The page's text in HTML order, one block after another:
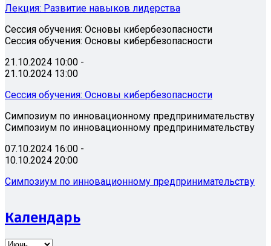
Лекция: Развитие навыков лидерства
Сессия обучения: Основы кибербезопасности
Сессия обучения: Основы кибербезопасности
21.10.2024 10:00 -
21.10.2024 13:00
Сессия обучения: Основы кибербезопасности
Симпозиум по инновационному предпринимательству
Симпозиум по инновационному предпринимательству
07.10.2024 16:00 -
10.10.2024 20:00
Симпозиум по инновационному предпринимательству
Календарь